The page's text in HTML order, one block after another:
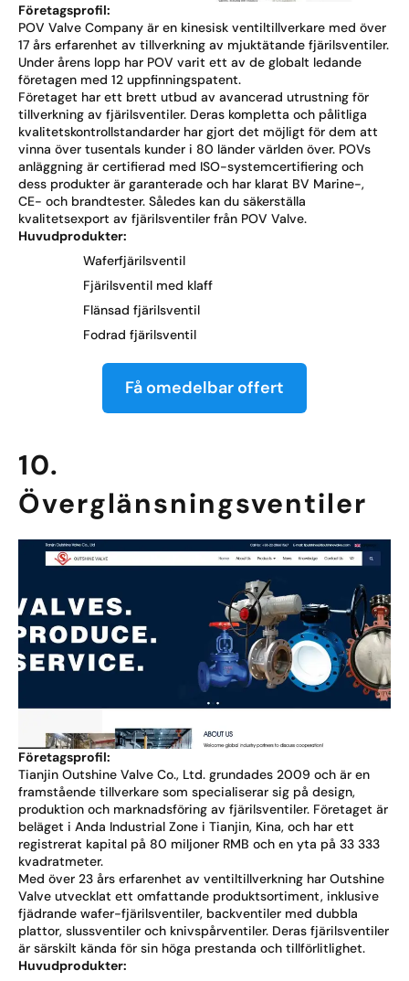
Företagsprofil:
POV Valve Company är en kinesisk ventiltillverkare med över
17 års erfarenhet av tillverkning av mjuktätande fjärilsventiler.
Under årens lopp har POV varit ett av de globalt ledande
företagen med 12 uppfinningspatent.
Företaget har ett brett utbud av avancerad utrustning för
tillverkning av fjärilsventiler. Deras kompletta och pålitliga
kvalitetskontrollstandarder har gjort det möjligt för dem att
vinna över tusentals kunder i 80 länder världen över. POVs
anläggning är certifierad med ISO-systemcertifiering och
dess produkter är garanterade och har klarat BV Marine-,
CE- och brandtester. Således kan du säkerställa
kvalitetsexport av fjärilsventiler från POV Valve.
Huvudprodukter:
Waferfjärilsventil
Fjärilsventil med klaff
Flänsad fjärilsventil
Fodrad fjärilsventil
Få omedelbar offert
10.
Överglänsningsventiler
Företagsprofil:
Tianjin Outshine Valve Co., Ltd. grundades 2009 och är en
framstående tillverkare som specialiserar sig på design,
produktion och marknadsföring av fjärilsventiler. Företaget är
beläget i Anda Industrial Zone i Tianjin, Kina, och har ett
registrerat kapital på 80 miljoner RMB och en yta på 33 333
kvadratmeter.
Med över 23 års erfarenhet av ventiltillverkning har Outshine
Valve utvecklat ett omfattande produktsortiment, inklusive
fjädrande wafer-fjärilsventiler, backventiler med dubbla
plattor, slussventiler och knivspårventiler. Deras fjärilsventiler
är särskilt kända för sin höga prestanda och tillförlitlighet.
Huvudprodukter: